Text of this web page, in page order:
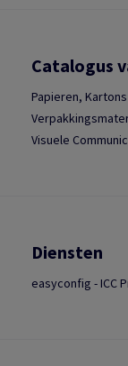
Catalogus
Papieren,
Visuele
Diensten
easyconfig - ICC